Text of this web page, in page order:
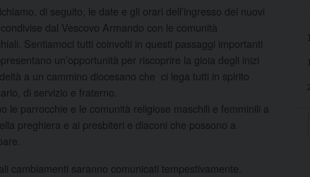
di seguito, le date e gli orari dell’ingresso dei nuovi
dal Vescovo Armando con le comunità
Sentiamoci tutti coinvolti in questi passaggi importanti
un’opportunità per riscoprire la gioia degli inizi
a un cammino diocesano che ci lega tutti in spirito
di servizio e fraterno.
le parrocchie e le comunità religiose maschili e femminili a
preghiera e ai presbiteri e diaconi che possono a
cambiamenti saranno comunicati tempestivamente.